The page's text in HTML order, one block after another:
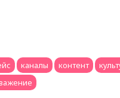
каналы контент